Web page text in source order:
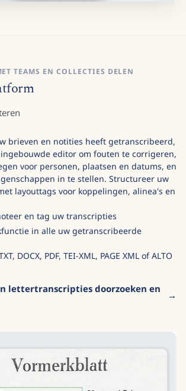
TEAMS EN COLLECTIES DELEN
brieven en notities heeft getranscribeerd,
editor om fouten te corrigeren,
voor personen, plaatsen en datums, en
in te stellen. Structureer uw
layouttags voor koppelingen, alinea's en
en tag uw transcripties
in alle uw getranscribeerde
lettertranscripties doorzoeken en